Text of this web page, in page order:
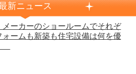
新ニュース
ーカーのショールームでそれぞ
ームも新築も住宅設備は何を優